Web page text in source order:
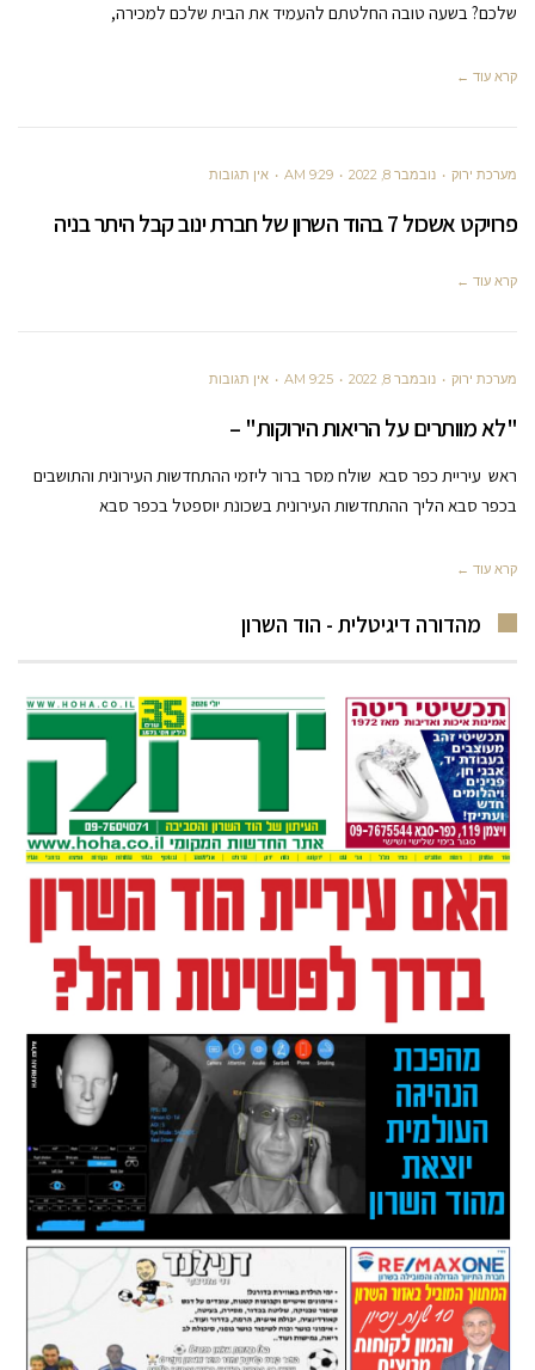
שלכם? בשעה טובה החלטתם להעמיד את הבית שלכם למכירה,
קרא עוד ←
מערכת ירוק נובמבר 8, 2022 9:29 AM אין תגובות
פרויקט אשכול 7 בהוד השרון של חברת ינוב קבל היתר בניה
קרא עוד ←
מערכת ירוק נובמבר 8, 2022 9:25 AM אין תגובות
"לא מוותרים על הריאות הירוקות" –
ראש עיריית כפר סבא שולח מסר ברור ליזמי ההתחדשות העירונית והתושבים
בכפר סבא הליך ההתחדשות העירונית בשכונת יוספטל בכפר סבא
קרא עוד ←
מהדורה דיגיטלית - הוד השרון